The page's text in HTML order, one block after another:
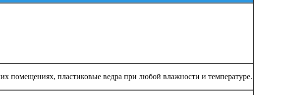
помещениях, пластиковые ведра при любой влажности и температуре.